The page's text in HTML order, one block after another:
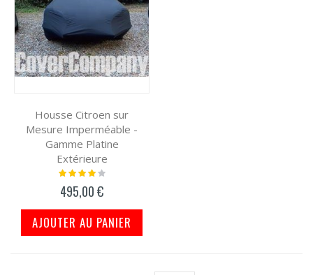
Housse Citroen sur
Mesure Imperméable -
Gamme Platine
Extérieure
Notation:
495,00 €
AJOUTER AU PANIER